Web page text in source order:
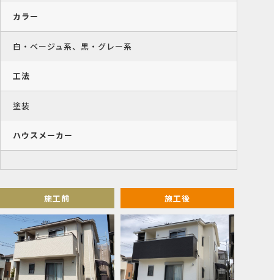
カラー
白・ベージュ系、黒・グレー系
工法
塗装
ハウスメーカー
施工前 施工後